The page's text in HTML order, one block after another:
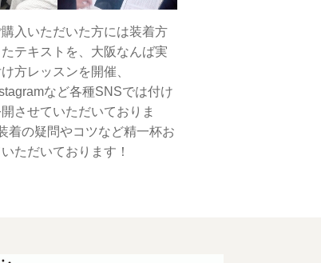
入いただいた方には装着方
テキストを、大阪なんば実
方レッスンを開催、
など各種SNSでは付け
させていただいておりま
着の疑問やコツなど精一杯お
ただいております！